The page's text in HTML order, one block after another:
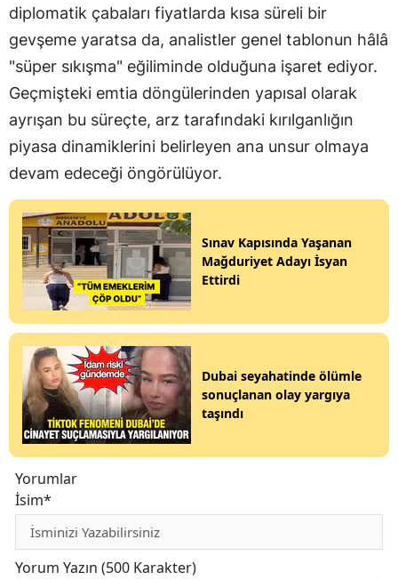
diplomatik çabaları fiyatlarda kısa süreli bir
gevşeme yaratsa da, analistler genel tablonun hâlâ
"süper sıkışma" eğiliminde olduğuna işaret ediyor.
Geçmişteki emtia döngülerinden yapısal olarak
ayrışan bu süreçte, arz tarafındaki kırılganlığın
piyasa dinamiklerini belirleyen ana unsur olmaya
devam edeceği öngörülüyor.
Sınav Kapısında Yaşanan
Mağduriyet Adayı İsyan
Ettirdi
Dubai seyahatinde ölümle
sonuçlanan olay yargıya
taşındı
Yorumlar
İsim*
Yorum Yazın (500 Karakter)